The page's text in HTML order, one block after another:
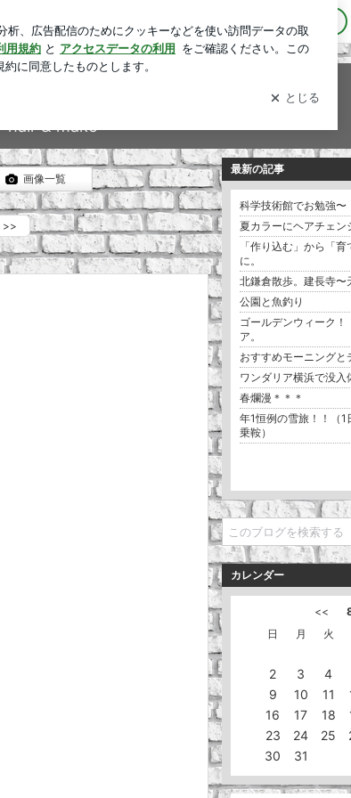
新規登録 ログイン
hair & make
画像一覧
>>
最新の記事
科学技術館でお勉強〜
夏カラーにヘアチェン
「作り込む」から「育
に。
北鎌倉散歩。建長寺〜
公園と魚釣り
ゴールデンウィーク！
ア。
おすすめモーニングと
ワンダリア横浜で没
春爛漫＊＊＊
年1恒例の雪旅！！（1
乗鞍）
カレンダー
<<
日
月 火
2
3 4
9
10 11
16
17 18
23
24 25
30
31